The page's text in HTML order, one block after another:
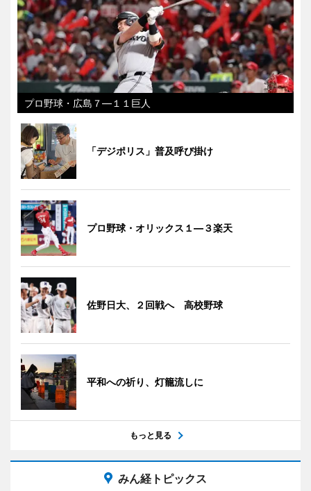
プロ野球・広島７―１１巨人
「デジポリス」普及呼び掛け
プロ野球・オリックス１―３楽天
佐野日大、２回戦へ 高校野球
平和への祈り、灯籠流しに
もっと見る
みん経トピックス